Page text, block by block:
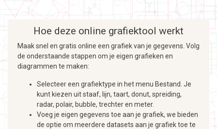
Hoe deze online grafiektool werkt
Maak snel en gratis online een grafiek van je gegevens. Volg
de onderstaande stappen om je eigen grafieken en
diagrammen te maken:
Selecteer een grafiektype in het menu Bestand. Je
kunt kiezen uit staaf, lijn, taart, donut, spreiding,
radar, polair, bubble, trechter en meter.
Voeg je eigen gegevens toe aan je grafiek, we bieden
de optie om meerdere datasets aan je grafiek toe te